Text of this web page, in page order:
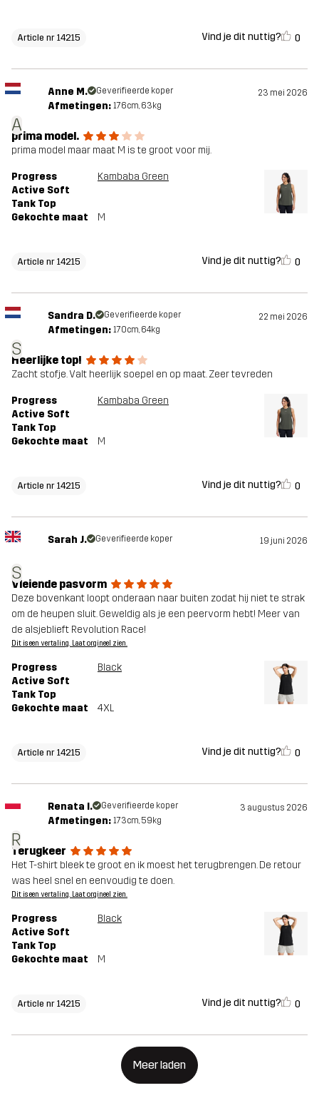
Article nr 14215 Vind je dit nuttig? 0
A
Anne M. Geverifieerde koper 23 mei 2026
Afmetingen: 176cm, 63kg
prima model.
prima model maar maat M is te groot voor mij.
Progress
Active Soft
Tank Top
Kambaba Green
Gekochte maat M
Article nr 14215 Vind je dit nuttig? 0
S
Sandra D. Geverifieerde koper 22 mei 2026
Afmetingen: 170cm, 64kg
Heerlijke top!
Zacht stofje. Valt heerlijk soepel en op maat. Zeer tevreden
Progress
Active Soft
Tank Top
Kambaba Green
Gekochte maat M
Article nr 14215 Vind je dit nuttig? 0
S
Sarah J. Geverifieerde koper 19 juni 2026
Vleiende pasvorm
Deze bovenkant loopt onderaan naar buiten zodat hij niet te strak
om de heupen sluit. Geweldig als je een peervorm hebt! Meer van
de alsjeblieft Revolution Race!
Dit is een vertaling. Laat orgineel zien.
Progress
Active Soft
Tank Top
Black
Gekochte maat 4XL
Article nr 14215 Vind je dit nuttig? 0
R
Renata I. Geverifieerde koper 3 augustus 2026
Afmetingen: 173cm, 59kg
Terugkeer
Het T-shirt bleek te groot en ik moest het terugbrengen. De retour
was heel snel en eenvoudig te doen.
Dit is een vertaling. Laat orgineel zien.
Progress
Active Soft
Tank Top
Black
Gekochte maat M
Article nr 14215 Vind je dit nuttig? 0
Meer laden